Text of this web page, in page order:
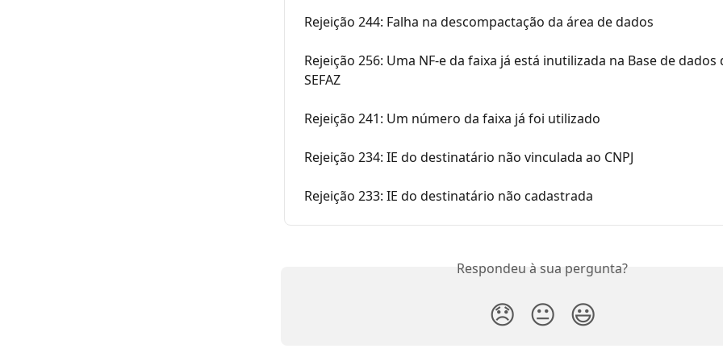
Rejeição 244: Falha na descompactação da área de dados
Rejeição 256: Uma NF-e da faixa já está inutilizada na Base de dados
SEFAZ
Rejeição 241: Um número da faixa já foi utilizado
Rejeição 234: IE do destinatário não vinculada ao CNPJ
Rejeição 233: IE do destinatário não cadastrada
Respondeu à sua pergunta?
😞 😐 😃